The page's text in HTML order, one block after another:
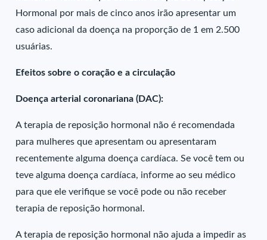
Hormonal por mais de cinco anos irão apresentar um
caso adicional da doença na proporção de 1 em 2.500
usuárias.
Efeitos sobre o coração e a circulação
Doença arterial coronariana (DAC):
A terapia de reposição hormonal não é recomendada
para mulheres que apresentam ou apresentaram
recentemente alguma doença cardíaca. Se você tem ou
teve alguma doença cardíaca, informe ao seu médico
para que ele verifique se você pode ou não receber
terapia de reposição hormonal.
A terapia de reposição hormonal não ajuda a impedir as